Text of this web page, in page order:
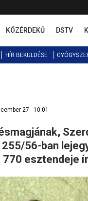
KÖZÉRDEKŰ DSTV
HÍR BEKÜLDÉSE
27 - 10:01
56-ban
esztendeje